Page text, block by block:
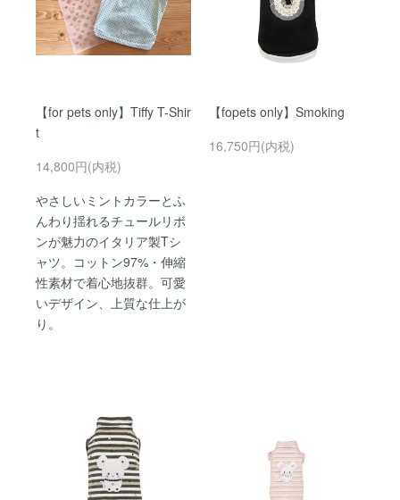
【for pets only】Tiffy T-Shir
t
14,800円(内税)
やさしいミントカラーとふ
んわり揺れるチュールリボ
ンが魅力のイタリア製Tシ
ャツ。コットン97%・伸縮
性素材で着心地抜群。可愛
いデザイン、上質な仕上が
り。
【fopets only】Smoking
16,750円(内税)